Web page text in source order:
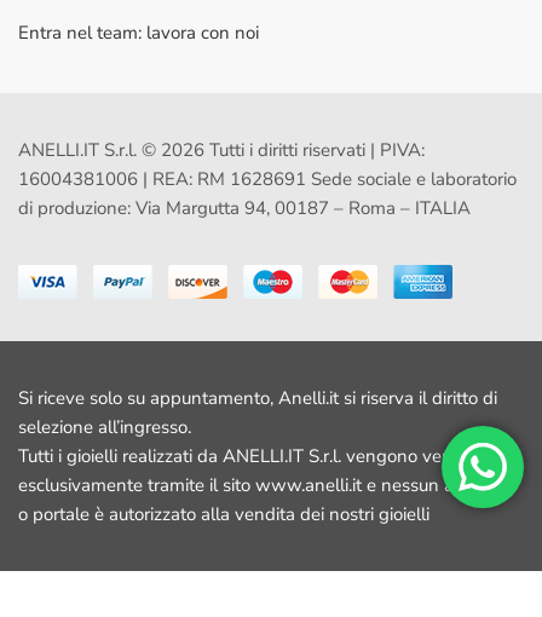
Entra nel team: lavora con noi
ANELLI.IT S.r.l. © 2026 Tutti i diritti riservati | PIVA:
16004381006 | REA: RM 1628691 Sede sociale e laboratorio
di produzione: Via Margutta 94, 00187 – Roma – ITALIA
Si riceve solo su appuntamento, Anelli.it si riserva il diritto di
selezione all’ingresso.
Tutti i gioielli realizzati da ANELLI.IT S.r.l. vengono venduti
esclusivamente tramite il sito www.anelli.it e nessun altro sito
o portale è autorizzato alla vendita dei nostri gioielli